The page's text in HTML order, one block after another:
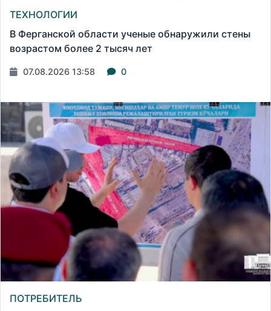
ТЕХНОЛОГИИ
В Ферганской области ученые обнаружили стены
возрастом более 2 тысяч лет
07.08.2026 13:58 0
ПОТРЕБИТЕЛЬ